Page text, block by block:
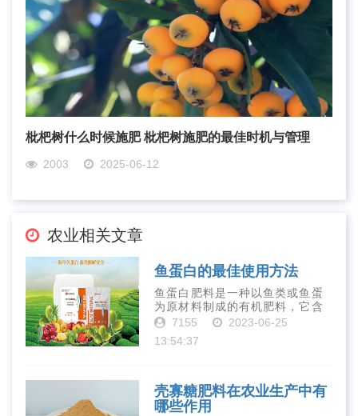
枇杷树什么时候施肥 枇杷树施肥的最佳时机与管理
2003 2025-06-12
农业相关文章
鱼蛋白的最佳使用方法
鱼蛋白肥料是一种以鱼类或鱼蛋
为原材料制成的有机肥料，它含
有丰富的营养物质，如氮、磷、
元素和植物生长因子。这些营养
7155
2023-06-25
13:54:37
壳寡糖肥料在农业生产中有
哪些作用